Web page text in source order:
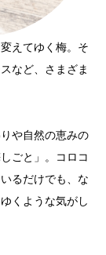
えてゆく梅。そ
など、さまざま
や自然の恵みの
ごと」。コロコ
るだけでも、な
くような気がし